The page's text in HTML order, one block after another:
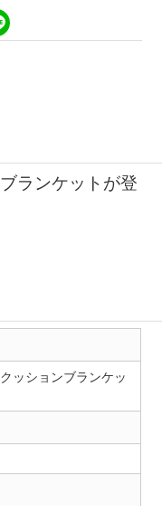
ランケットが登
ッションブランケッ